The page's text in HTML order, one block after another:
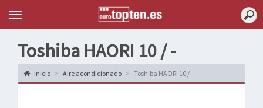
Topten
Menu
Toshiba HAORI 10 / -
Inicio Aire acondicionado Toshiba HAORI 10 / -